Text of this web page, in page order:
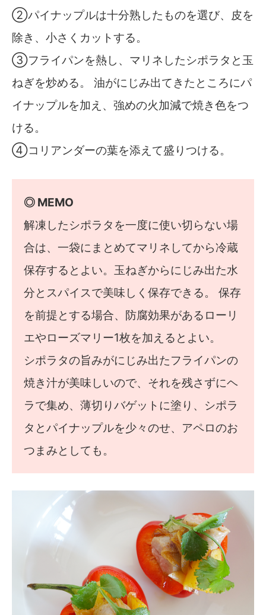
②パイナップルは十分熟したものを選び、皮を
除き、小さくカットする。
③フライパンを熱し、マリネしたシポラタと玉
ねぎを炒める。 油がにじみ出てきたところにパ
イナップルを加え、強めの火加減で焼き色をつ
ける。
④コリアンダーの葉を添えて盛りつける。
◎ MEMO
解凍したシポラタを一度に使い切らない場
合は、一袋にまとめてマリネしてから冷蔵
保存するとよい。玉ねぎからにじみ出た水
分とスパイスで美味しく保存できる。 保存
を前提とする場合、防腐効果があるローリ
エやローズマリー1枚を加えるとよい。
シポラタの旨みがにじみ出たフライパンの
焼き汁が美味しいので、それを残さずにヘ
ラで集め、薄切りバゲットに塗り、シポラ
タとパイナップルを少々のせ、アペロのお
つまみとしても。